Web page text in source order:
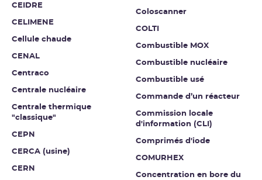
CEIDRE
CELIMENE
Cellule chaude
CENAL
Centraco
Centrale nucléaire
Centrale thermique
"classique"
CEPN
CERCA (usine)
CERN
Coloscanner
COLTI
Combustible MOX
Combustible nucléaire
Combustible usé
Commande d’un réacteur
Commission locale
d'information (CLI)
Comprimés d'iode
COMURHEX
Concentration en bore du